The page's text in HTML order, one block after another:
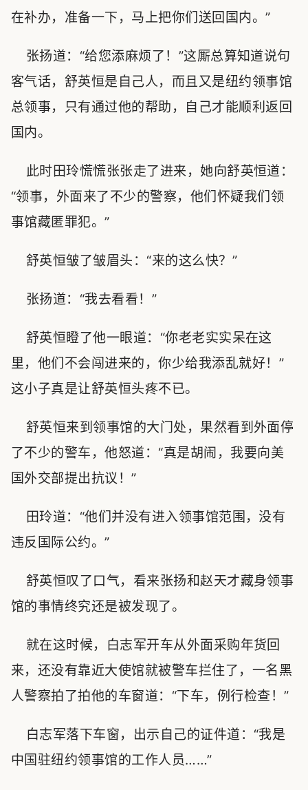
在补办，准备一下，马上把你们送回国内。”
张扬道：“给您添麻烦了！”这厮总算知道说句
客气话，舒英恒是自己人，而且又是纽约领事馆
总领事，只有通过他的帮助，自己才能顺利返回
国内。
此时田玲慌慌张张走了进来，她向舒英恒道：
“领事，外面来了不少的警察，他们怀疑我们领
事馆藏匿罪犯。”
舒英恒皱了皱眉头：“来的这么快？”
张扬道：“我去看看！”
舒英恒瞪了他一眼道：“你老老实实呆在这
里，他们不会闯进来的，你少给我添乱就好！”
这小子真是让舒英恒头疼不已。
舒英恒来到领事馆的大门处，果然看到外面停
了不少的警车，他怒道：“真是胡闹，我要向美
国外交部提出抗议！”
田玲道：“他们并没有进入领事馆范围，没有
违反国际公约。”
舒英恒叹了口气，看来张扬和赵天才藏身领事
馆的事情终究还是被发现了。
就在这时候，白志军开车从外面采购年货回
来，还没有靠近大使馆就被警车拦住了，一名黑
人警察拍了拍他的车窗道：“下车，例行检查！”
白志军落下车窗，出示自己的证件道：“我是
中国驻纽约领事馆的工作人员……”